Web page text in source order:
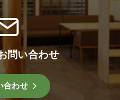
問い合わせ
合わせ